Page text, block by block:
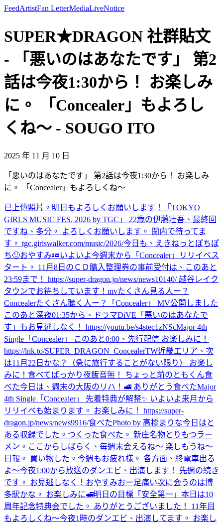
FeedArtistFan LetterMediaLiveNotice
SUPER★DRAGON 社群貼文
- 「悪いのはあなたです」 第2
話は今夜1:30から！ お楽しみ
に。 「Concealer」もよろし
くね〜 - SOUGO ITO
2025 年 11 月 10 日
「悪いのはあなたです」 第2話は今夜1:30から！ お楽しみ
に。 「Concealer」もよろしくね〜
已上傳照片。 明日もよろしくお願いします！
「TOKYO
GIRLS MUSIC FES. 2026 by TGC」 22歳の伊藤壮吾、最終回
ですね、多分。 よろしくお願いします。 関内で待ってま
す。 tgc.girlswalker.com/music/2026/今日も、えきねっとぽちぽ
ち🙂おやすみ💤いよいよ今週末から「Concealer」リリイベス
タート。 11月8日のＣＤ購入整理券の事前受付は、このあと
23:59まで！ https://super-dragon.jp/news/news10140/ 越谷レイク
タウンでお待ちしています！ mvたくさん見る人ー？
Concealerたくさん聴く人ー？
「Concealer」 MV公開しました
このあと深夜01:35から、ドラマDiVE「悪いのはあなたで
す」もお見逃しなく！ https://youtu.be/s4stec1zNScMajor 4th
Single「Concealer」 このあと0:00、先行配信 お楽しみに！
https://lnk.to/SUPER_DRAGON_ConcealerTW近畿エリア、次
は11月22日かな？（急に旅行することがない限り） お楽し
みに！ 食べてばっかり夜飯音無！ ちょっと前のともくん食
べた今日は、週末の大阪のリハ！ 🚅 ありがとう 食べたMajor
4th Single「Concealer」 先着特典が解禁✨ いよいよ来月から
リリイベも始まります。 お楽しみに！ https://super-
dragon.jp/news/news9916/食べたPhoto by 高橋まりな今日はと
ある収録でした。 つくった食べた。 新庄名物とりもつラー
メン。 ここからしばらく、毎週末会えるね〜 楽しもうね〜
日報。 買い物した。 今週もお疲れ様。 各方面、終電車出る
よ〜今夜1:00から放送のダンエビ、出演します！ 先週の続き
です。 お見逃しなく！ おやすみおー足痛い次に会うのは博
多駅かな。 お楽しみに🚅明日の目標「安全第一」 本日は10
周年記念特典会でした。 ありがとうございました！ 11年目
もよろしくね〜今夜1時のダンエビ、出演してます。 お楽し